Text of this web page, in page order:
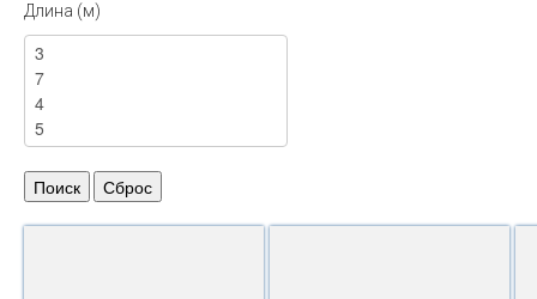
Длина (м)